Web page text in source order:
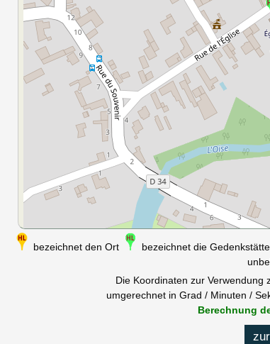
bezeichnet den Ort bezeichnet die
Die Koordinaten zur Verwendung
umgerechnet in Grad / Minuten /
Berechnung